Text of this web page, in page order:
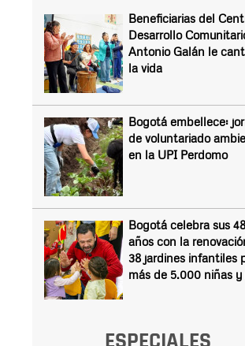
Beneficiarias del
Desarrollo
Antonio Galán le
la vida
Bogotá embellece:
de voluntariado
en la UPI Perdomo
Bogotá celebra sus
años con la
38 jardines infantiles
más de 5.000 niñas y